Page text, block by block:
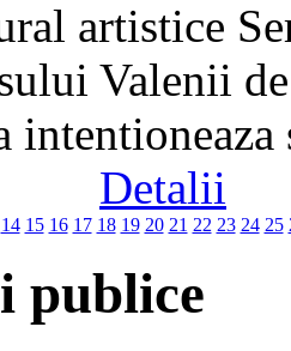
artistice
Valenii
Detalii
14 15 16 17 18 19 20 21 22 23 24 25
publice